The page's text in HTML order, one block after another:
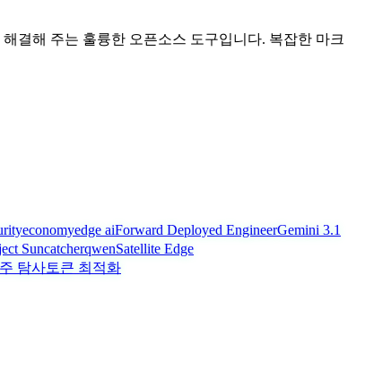
결해 주는 훌륭한 오픈소스 도구입니다. 복잡한 마크
economyedge aiForward Deployed EngineerGemini 3.1
SuncatcherqwenSatellite Edge
탐사토큰 최적화